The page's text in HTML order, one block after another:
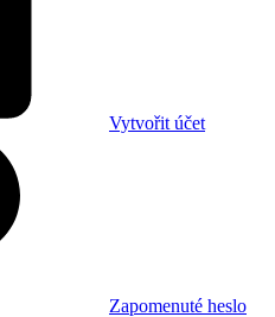
Vytvořit účet
Zapomenuté heslo